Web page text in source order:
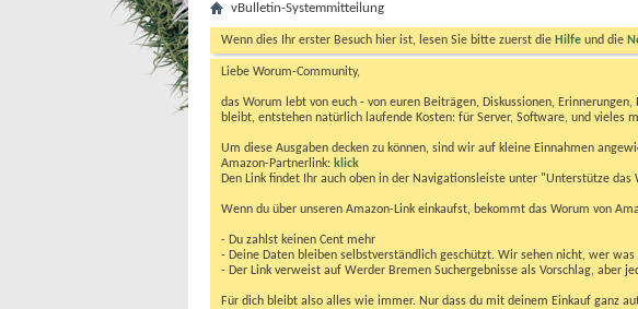
vBulletin-Systemmitteilung
Wenn dies Ihr erster Besuch hier ist, lesen Sie bitte zuerst die Hilfe und die
Liebe Worum-Community,
das Worum lebt von euch - von euren Beiträgen, Diskussionen,
bleibt, entstehen natürlich laufende Kosten: für Server, Software, und vieles
Um diese Ausgaben decken zu können, sind wir auf kleine Einnahmen
Amazon-Partnerlink: klick
Den Link findet Ihr auch oben in der Navigationsleiste unter "Unterstütze das
Wenn du über unseren Amazon-Link einkaufst, bekommt das Worum von
- Du zahlst keinen Cent mehr
- Deine Daten bleiben selbstverständlich geschützt. Wir sehen nicht, wer was
- Der Link verweist auf Werder Bremen Suchergebnisse als Vorschlag, aber
Für dich bleibt also alles wie immer. Nur dass du mit deinem Einkauf ganz